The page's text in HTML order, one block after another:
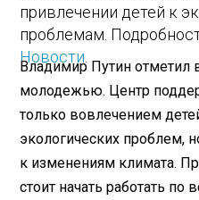
привлечении детей к
проблемам.
Новости
Владимир Путин отметил
молодежью. Центр
только вовлечением
экологических проблем,
к изменениям климата.
стоит начать работать по